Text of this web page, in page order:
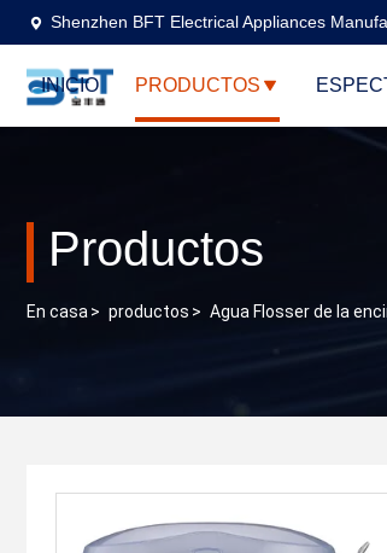
Shenzhen BFT Electrical Appliances
INICIO PRODUCTOS
Productos
En casa> productos > Agua Flosser de la